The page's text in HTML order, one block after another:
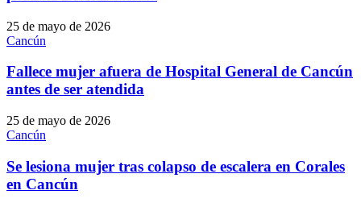
25 de mayo de 2026
Cancún
Fallece mujer afuera de Hospital General de Cancún
antes de ser atendida
25 de mayo de 2026
Cancún
Se lesiona mujer tras colapso de escalera en Corales
en Cancún